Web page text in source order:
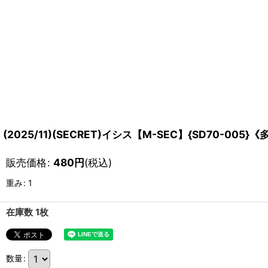
(2025/11)(SECRET)イシス【M-SEC】{SD70-005}《
販売価格: 480円(税込)
重み: 1
在庫数 1枚
数量: